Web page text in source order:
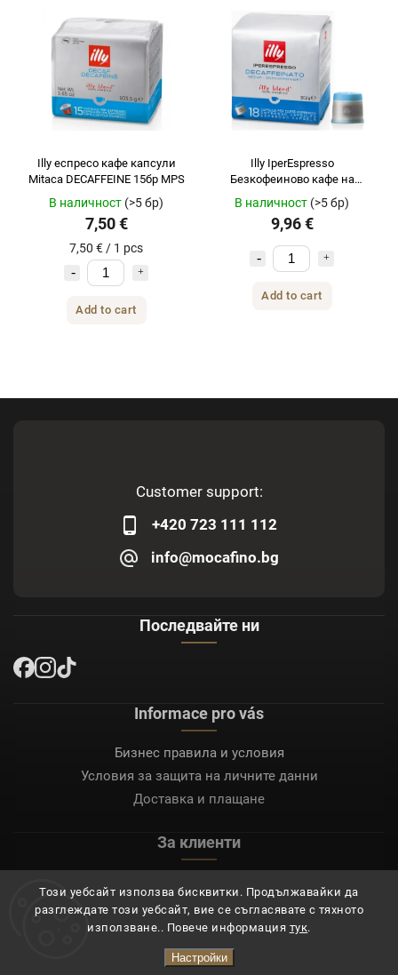
Този уебсайт използва бисквитки. Продължавайки да
разглеждате този уебсайт, вие се съгласявате с тяхното
използване.. Повече информация тук.
Настройки
Alphabetically
Illy еспресо кафе капсули
Mitaca DECAFFEINE 15бр MPS
В наличност (>5 бр)
7,50 €
7,50 € / 1 pcs
Add to cart
Illy IperEspresso
Безкофеиново кафе на
капсули 18 бр
В наличност (>5 бр)
9,96 €
Add to cart
Customer support:
+420 723 111 112
info@mocafino.bg
Последвайте ни
Informace pro vás
Бизнес правила и условия
Условия за защита на личните данни
Доставка и плащане
За клиенти
Регистрация
Вход